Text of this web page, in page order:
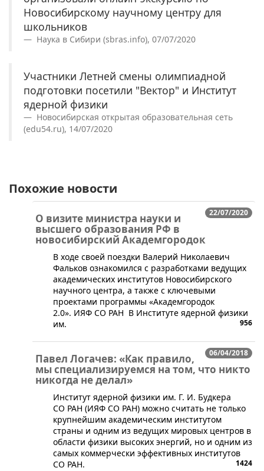
Новосибирскому научному центру для
школьников
Наука в Сибири (sbras.info), 07/07/2020
Участники Летней смены олимпиадной
подготовки посетили "Вектор" и Институт
ядерной физики
Новосибирская открытая образовательная сеть
(edu54.ru), 14/07/2020
Похожие новости
22/07/2020
О визите министра науки и
высшего образования РФ в
новосибирский Академгородок
В ходе своей поездки Валерий Николаевич
Фальков ознакомился с разработками ведущих
академических институтов Новосибирского
научного центра, а также с ключевыми
проектами программы «Академгородок
2.0». ИЯФ СО РАН В Институте ядерной физики
им.
956
06/04/2018
Павел Логачев: «Как правило,
мы специализируемся на том, что никто
никогда не делал»
​Институт ядерной физики им. Г. И. Будкера
СО РАН (ИЯФ СО РАН) можно считать не только
крупнейшим академическим институтом
страны и одним из ведущих мировых центров в
области физики высоких энергий, но и одним из
самых коммерчески эффективных институтов
СО РАН.
1424